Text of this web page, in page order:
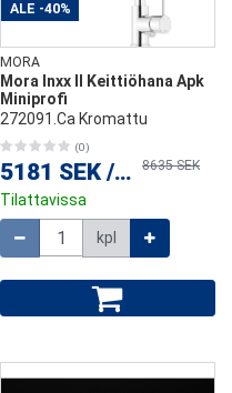
ALE -40%
MORA
Mora Inxx II Keittiöhana Apk
Miniprofi
272091.Ca Kromattu
(0)
5181 SEK / kpl8635 SEK
Tilattavissa
kpl